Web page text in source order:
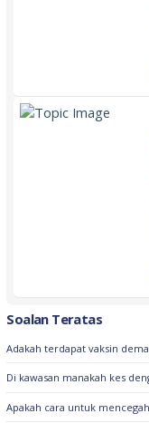
Soalan Teratas
Adakah terdapat vaksin
Di kawasan manakah kes
Apakah cara untuk